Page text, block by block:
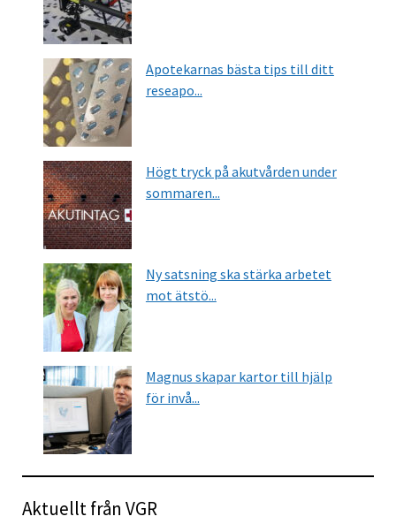
Apotekarnas bästa tips till ditt
reseapo...
Högt tryck på akutvården under
sommaren...
Ny satsning ska stärka arbetet
mot ätstö...
Magnus skapar kartor till hjälp
för invå...
Aktuellt från VGR